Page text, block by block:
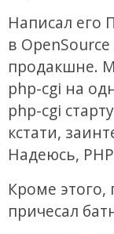
Написал его
в
продакшне.
php-cgi на
php-cgi
кстати,
Надеюсь,
Кроме
причесал